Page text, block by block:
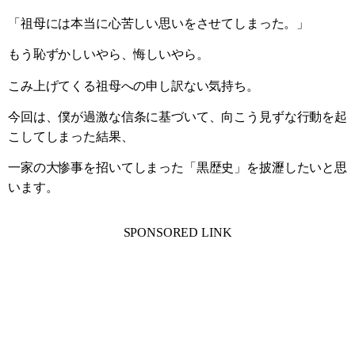
「祖母には本当に心苦しい思いをさせてしまった。」
もう恥ずかしいやら、悔しいやら。
こみ上げてくる祖母への申し訳ない気持ち。
今回は、僕が過激な信条に基づいて、向こう見ずな行動を起
こしてしまった結果、
一家の大惨事を招いてしまった「黒歴史」を披瀝したいと思
います。
SPONSORED LINK